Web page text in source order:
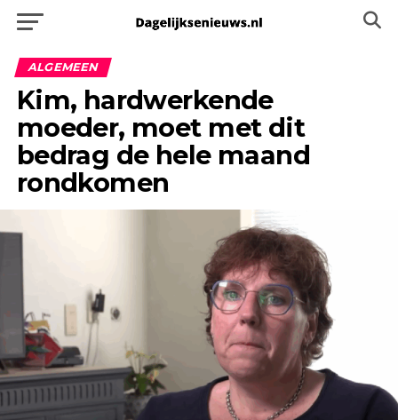
ALGEMEEN
Kim, hardwerkende
moeder, moet met dit
bedrag de hele maand
rondkomen